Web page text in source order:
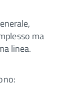
ma
linea.